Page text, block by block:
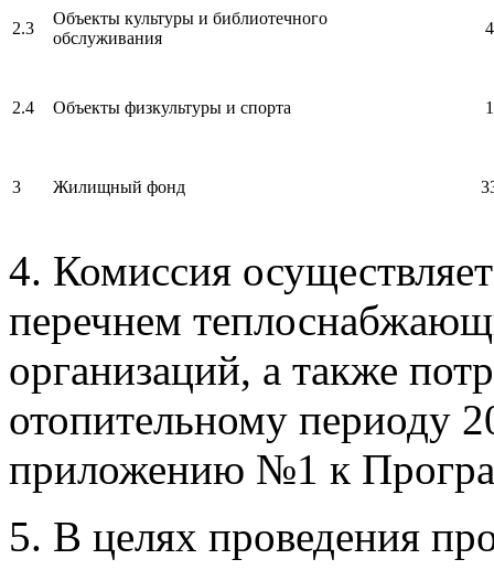
2.3
Объекты культуры и библиотечного
обслуживания
4
2.4 Объекты физкультуры и спорта 1
3 Жилищный фонд
4. Комиссия
перечнем
организаций, а также
отопительному периоду
приложению №1 к
5. В целях проведения